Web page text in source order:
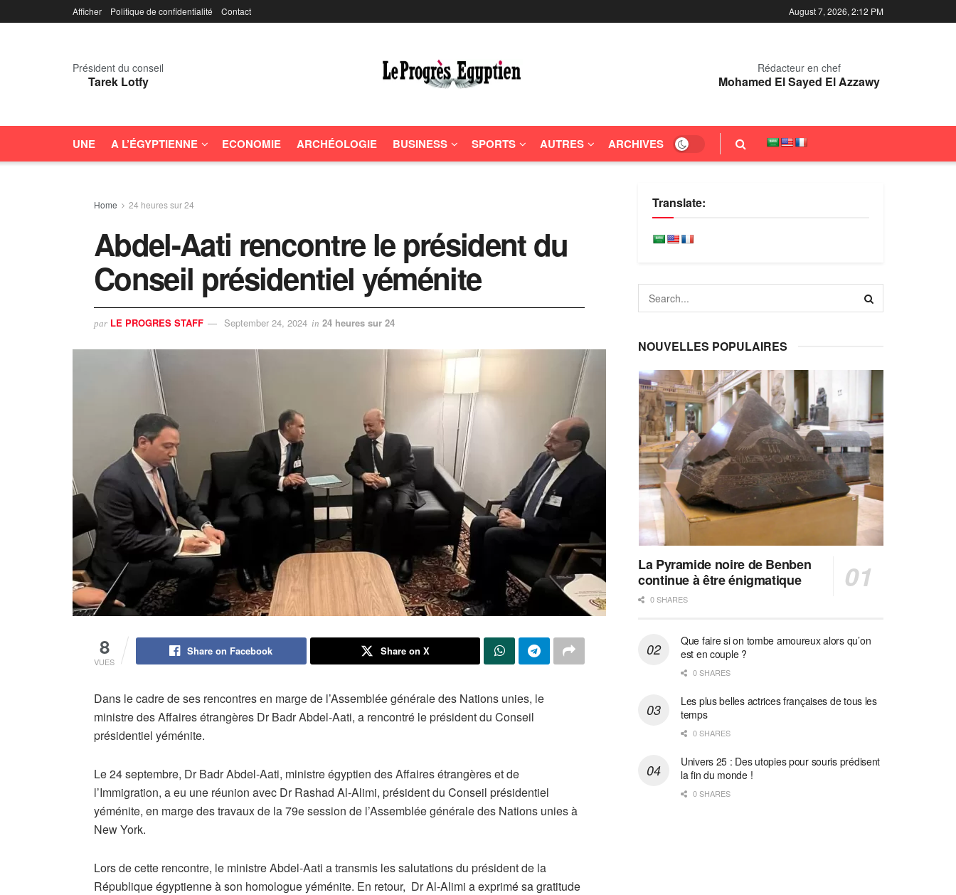
Afficher Politique de confidentialité Contact August 7, 2026, 2:12 PM
Président du conseil
Tarek Lotfy
Rédacteur en chef
Mohamed El Sayed El Azzawy
UNE A L’ÉGYPTIENNE ECONOMIE ARCHÉOLOGIE BUSINESS SPORTS AUTRES ARCHIVES
Home 24 heures sur 24
Abdel-Aati rencontre le président du
Conseil présidentiel yéménite
par LE PROGRES STAFF September 24, 2024 in 24 heures sur 24
8
VUES
Share on Facebook Share on X
Dans le cadre de ses rencontres en marge de l’Assemblée générale des Nations unies, le
ministre des Affaires étrangères Dr Badr Abdel-Aati, a rencontré le président du Conseil
présidentiel yéménite.
Le 24 septembre, Dr Badr Abdel-Aati, ministre égyptien des Affaires étrangères et de
l’Immigration, a eu une réunion avec Dr Rashad Al-Alimi, président du Conseil présidentiel
yéménite, en marge des travaux de la 79e session de l’Assemblée générale des Nations unies à
New York.
Lors de cette rencontre, le ministre Abdel-Aati a transmis les salutations du président de la
République égyptienne à son homologue yéménite. En retour, Dr Al-Alimi a exprimé sa gratitude
Translate:
NOUVELLES POPULAIRES
La Pyramide noire de Benben
continue à être énigmatique
0 SHARES
Que faire si on tombe amoureux alors qu’on
est en couple ?
0 SHARES
Les plus belles actrices françaises de tous les
temps
0 SHARES
Univers 25 : Des utopies pour souris prédisent
la fin du monde !
0 SHARES